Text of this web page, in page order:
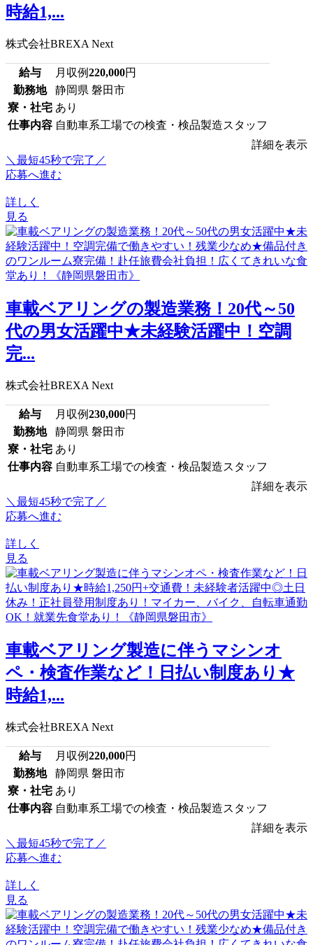
時給1,...
株式会社BREXA Next
給与 月収例220,000円
勤務地
静岡県 磐田市
寮・社宅 あり
仕事内容 自動車系工場での検査・検品製造スタッフ
詳細を表示
＼最短45秒で完了／
応募へ進む
詳しく
見る
車載ベアリングの製造業務！20代～50
代の男女活躍中★未経験活躍中！空調
完...
株式会社BREXA Next
給与 月収例230,000円
勤務地
静岡県 磐田市
寮・社宅 あり
仕事内容 自動車系工場での検査・検品製造スタッフ
詳細を表示
＼最短45秒で完了／
応募へ進む
詳しく
見る
車載ベアリング製造に伴うマシンオ
ペ・検査作業など！日払い制度あり★
時給1,...
株式会社BREXA Next
給与 月収例220,000円
勤務地
静岡県 磐田市
寮・社宅 あり
仕事内容 自動車系工場での検査・検品製造スタッフ
詳細を表示
＼最短45秒で完了／
応募へ進む
詳しく
見る